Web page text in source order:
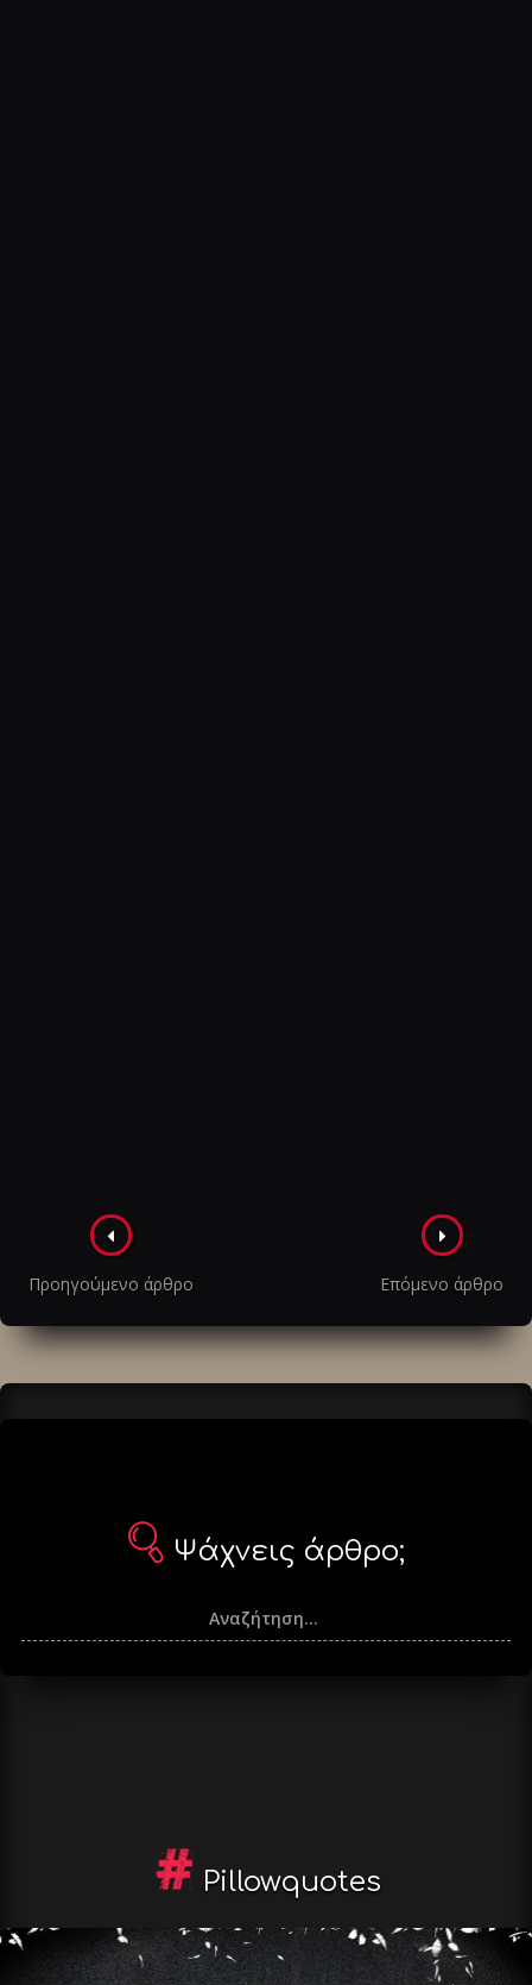
Πλοήγηση
στα
άρθρα
Προηγούμενο άρθρο Επόμενο άρθρο
Ψάχνεις άρθρο;
Pillowquotes